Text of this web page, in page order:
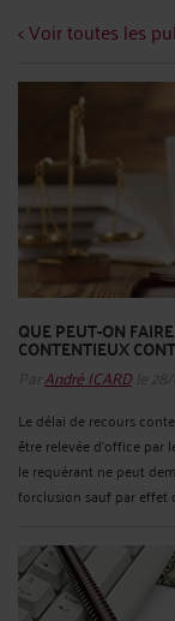
< Voir toutes les
QUE PEUT-ON
CONTENTIEUX
ParAndré ICARDle 28/
Le délai de recours
être relevée d’office par
le requérant ne peut
forclusion sauf par effet